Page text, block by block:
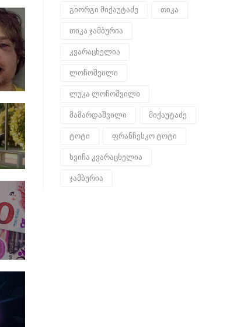
გიორგი მიქაუტაძე თიკა
თიკა ჯამბურია
კვარაცხელია
ლოჩოშვილი
ლუკა ლოჩოშვილი
მამარდაშვილი მიქაუტაძე
ტოტი ფრანჩესკო ტოტი
ხვიჩა კვარაცხელია
ჯამბურია